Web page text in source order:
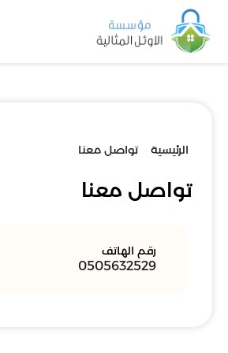
الرئيسية تواصل معنا
تواصل معنا
رقم الهاتف
0505632529